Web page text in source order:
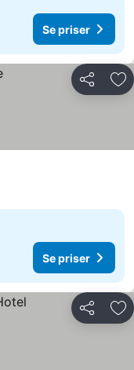
Se priser
Del
Se priser
Del